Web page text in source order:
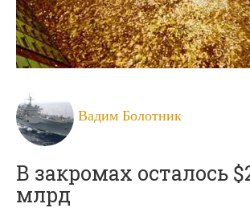
Вадим Болотник
В закромах осталось
млрд